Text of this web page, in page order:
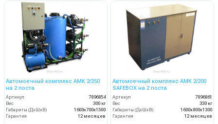
Автомоечный комплекс АМК 2/250
на 2 поста
Артикул
7896854
Вес
300 кг
Габариты (ДхШхВ)
1600х700х1500
Гарантия
12 месяцев
Автомоечный комплекс АМК 2/200
SAFEBOX на 2 поста
Артикул
7896861
Вес
330 кг
Габариты (ДхШхВ)
1600х800х1300
Гарантия
12 месяцев